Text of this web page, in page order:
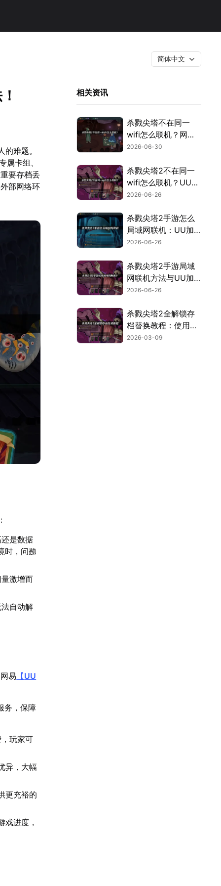
简体中文
难题。
卡组、
要存档丢
部网络环
是数据
时，问题
激增而
自动解
易 【UU
务，保障
玩家可
异，大幅
更充裕的
戏进度，
相关资讯
杀戮尖塔不在同一
wifi怎么联机？网易
UU加速器解决方案
2026-06-30
杀戮尖塔2不在同一
wifi怎么联机？UU云
联机免费搭建低延迟
2026-06-26
杀戮尖塔2手游怎么
局域网联机：UU加
速器零门槛联机教
2026-06-26
杀戮尖塔2手游局域
网联机方法与UU加
速器优化指南！
2026-06-26
杀戮尖塔2全解锁存
档替换教程：使用
UU加速器云存档的
2026-03-09